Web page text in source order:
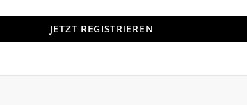
JETZT REGISTRIEREN